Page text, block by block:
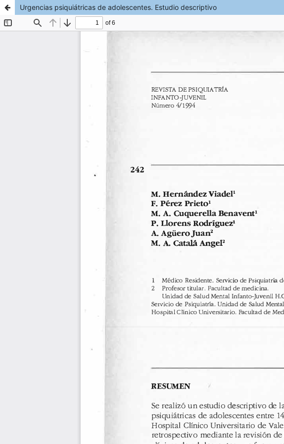
Urgencias psiquiátricas de adolescentes. Estudio descriptivo